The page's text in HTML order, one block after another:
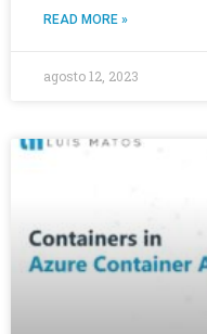
READ MORE »
agosto 12, 2023